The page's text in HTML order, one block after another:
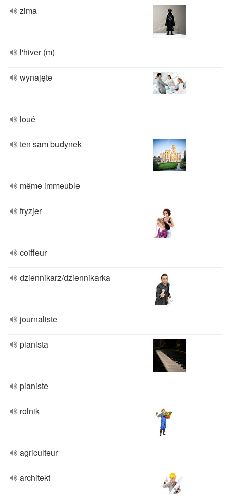
zima
l'hiver (m)
wynajęte
loué
ten sam budynek
même immeuble
fryzjer
coiffeur
dziennikarz/dziennikarka
journaliste
pianista
pianiste
rolnik
agriculteur
architekt